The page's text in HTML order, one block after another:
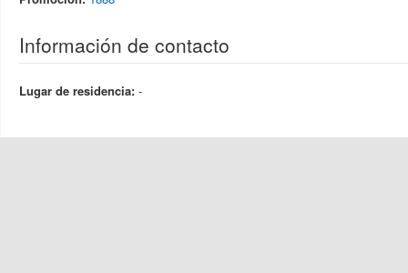
Información de contacto
Lugar de residencia: -